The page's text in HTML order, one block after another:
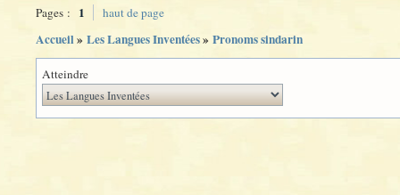
Pages : 1 haut de page
Accueil» Les Langues Inventées» Pronoms sindarin
Atteindre